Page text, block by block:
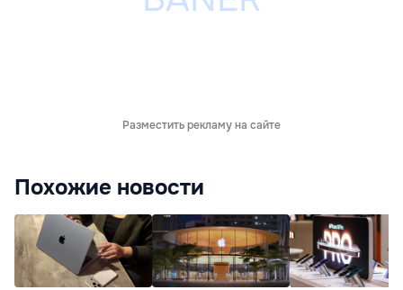
Разместить рекламу на сайте
Похожие новости